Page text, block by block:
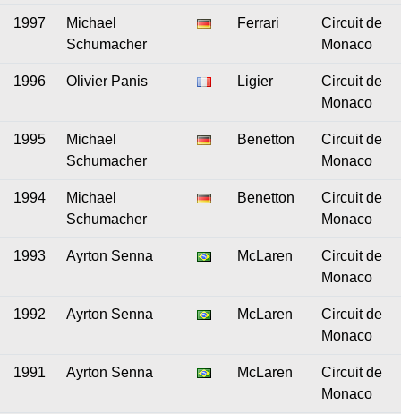
1997
Michael
Schumacher
Ferrari
Circuit de
Monaco
1996 Olivier Panis Ligier
Circuit de
Monaco
1995
Michael
Schumacher
Benetton
Circuit de
Monaco
1994
Michael
Schumacher
Benetton
Circuit de
Monaco
1993 Ayrton Senna McLaren
Circuit de
Monaco
1992 Ayrton Senna McLaren
Circuit de
Monaco
1991 Ayrton Senna McLaren
Circuit de
Monaco